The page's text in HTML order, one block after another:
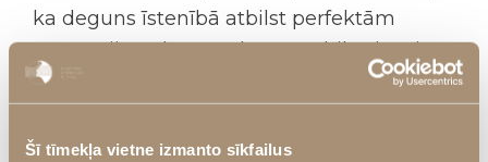
Šī tīmekļa vietne izmanto sīkfailus
ka deguns īstenībā atbilst perfektām
proporcijām, bet tas, kas neatbilst, ir sejas
apakšējā trešdaļa – ir pārāk īsa augšlūpa
neproporcionāli mazs zods mazattīstīts.